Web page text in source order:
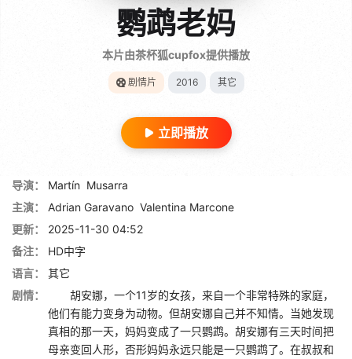
鹦鹉老妈
本片由茶杯狐cupfox提供播放
剧情片 2016 其它
立即播放
导演： Martín Musarra
主演：
Adrian Garavano Valentina Marcone
更新：
2025-11-30 04:52
备注：
HD中字
语言：
其它
剧情：
胡安娜，一个11岁的女孩，来自一个非常特殊的家庭，
他们有能力变身为动物。但胡安娜自己并不知情。当她发现
真相的那一天，妈妈变成了一只鹦鹉。胡安娜有三天时间把
母亲变回人形，否形妈妈永远只能是一只鹦鹉了。在叔叔和